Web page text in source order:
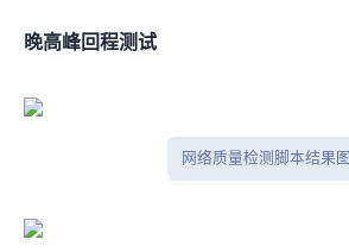
晚高峰IPV4回程测试
网络质量检测脚本结果图